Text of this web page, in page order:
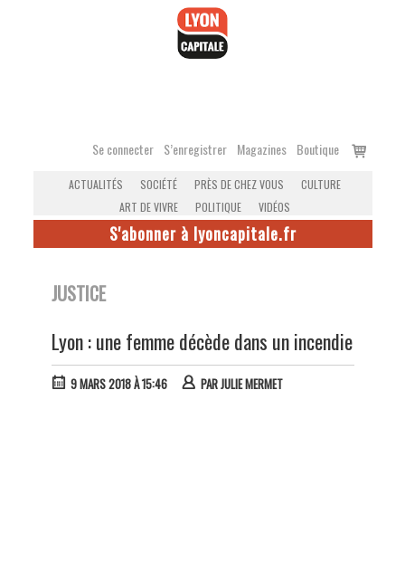
Se connecter S’enregistrer Magazines Boutique
Voir
ACTUALITÉS SOCIÉTÉ PRÈS DE CHEZ VOUS
CULTURE
ART DE VIVRE
POLITIQUE VIDÉOS
S'abonner à lyoncapitale.fr
JUSTICE
Lyon : une femme décède dans un incendie
9 MARS 2018 À 15:46 PARJULIE MERMET